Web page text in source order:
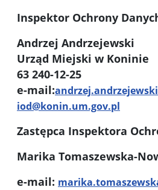
Inspektor Ochrony
Andrzej Andrzejewski
Urząd Miejski w Koninie
63 240-12-25
e-mail:
iod@konin.um.gov.pl
Zastępca Inspektora
Marika Tomaszewska-
e-mail: